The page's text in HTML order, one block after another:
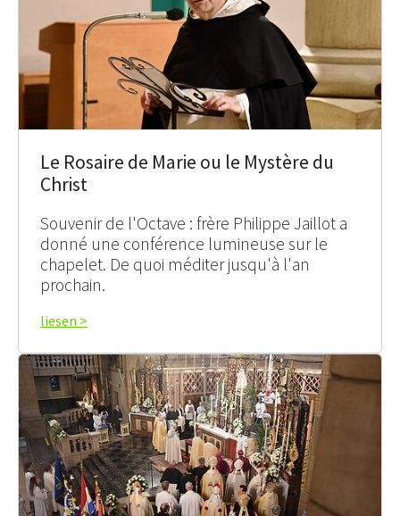
Le Rosaire de Marie ou le Mystère du
Christ
Souvenir de l'Octave : frère Philippe Jaillot a
donné une conférence lumineuse sur le
chapelet. De quoi méditer jusqu'à l'an
prochain.
liesen >